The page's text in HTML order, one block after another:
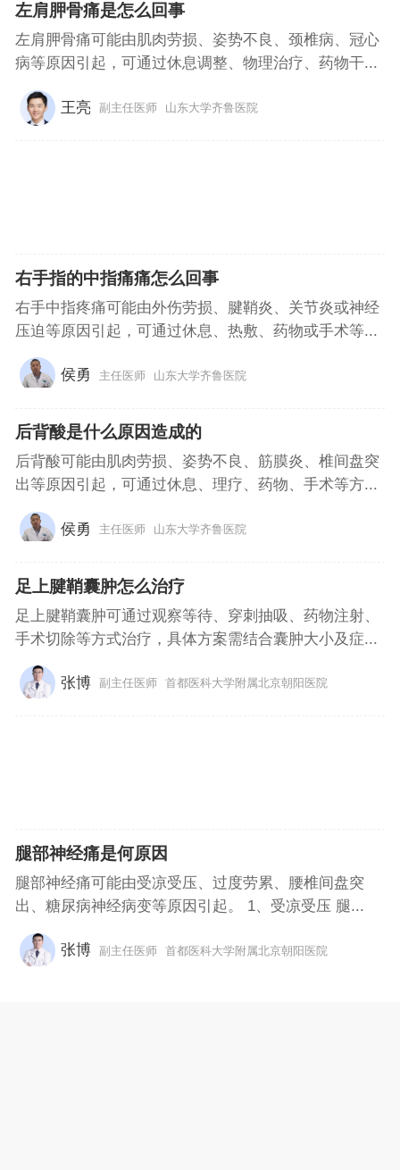
左肩胛骨痛是怎么回事
左肩胛骨痛可能由肌肉劳损、姿势不良、颈椎病、冠心
病等原因引起，可通过休息调整、物理治疗、药物干...
王亮 副主任医师 山东大学齐鲁医院
右手指的中指痛痛怎么回事
右手中指疼痛可能由外伤劳损、腱鞘炎、关节炎或神经
压迫等原因引起，可通过休息、热敷、药物或手术等...
侯勇 主任医师 山东大学齐鲁医院
后背酸是什么原因造成的
后背酸可能由肌肉劳损、姿势不良、筋膜炎、椎间盘突
出等原因引起，可通过休息、理疗、药物、手术等方...
侯勇 主任医师 山东大学齐鲁医院
足上腱鞘囊肿怎么治疗
足上腱鞘囊肿可通过观察等待、穿刺抽吸、药物注射、
手术切除等方式治疗，具体方案需结合囊肿大小及症...
张博 副主任医师 首都医科大学附属北京朝阳医院
腿部神经痛是何原因
腿部神经痛可能由受凉受压、过度劳累、腰椎间盘突
出、糖尿病神经病变等原因引起。 1、受凉受压 腿...
张博 副主任医师 首都医科大学附属北京朝阳医院